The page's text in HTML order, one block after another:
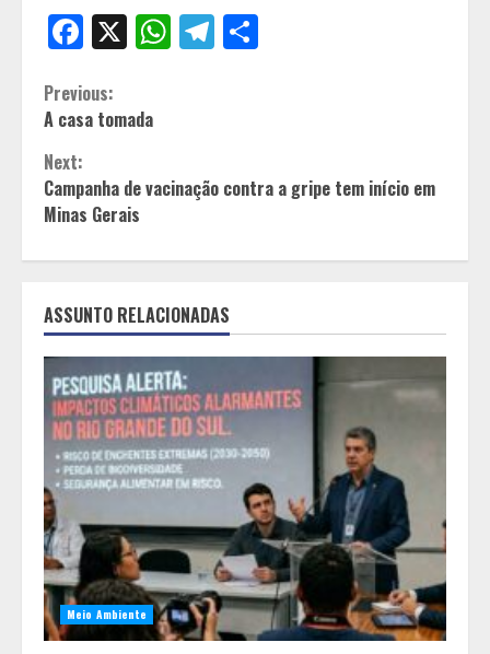
Facebook
X WhatsApp
Telegram
Continue
Reading
Previous:
A casa tomada
Next:
Campanha de vacinação contra a gripe tem início em
Minas Gerais
ASSUNTO RELACIONADAS
Meio Ambiente